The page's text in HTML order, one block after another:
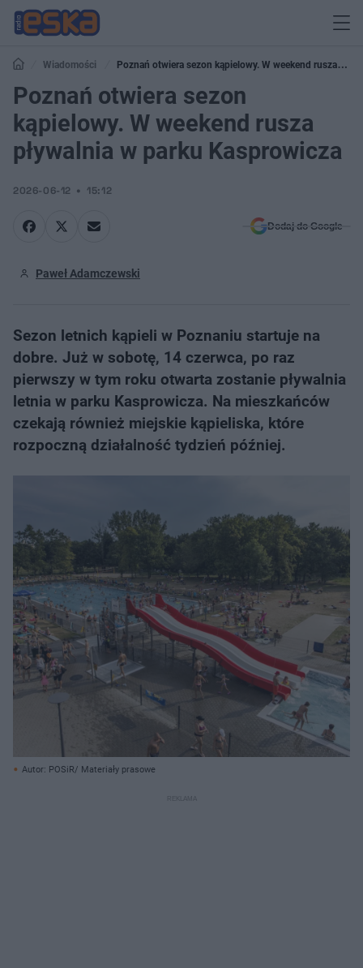
Wiadomości
Poznań otwiera sezon kąpielowy. W weekend rusza
pływalnia w parku Kasprowicza
Poznań otwiera sezon
kąpielowy. W weekend rusza
pływalnia w parku Kasprowicza
2026-06-12 15:12
Dodaj do Google
Paweł Adamczewski
Sezon letnich kąpieli w Poznaniu startuje na
dobre. Już w sobotę, 14 czerwca, po raz
pierwszy w tym roku otwarta zostanie pływalnia
letnia w parku Kasprowicza. Na mieszkańców
czekają również miejskie kąpieliska, które
rozpoczną działalność tydzień później.
Autor: POSiR/ Materiały prasowe